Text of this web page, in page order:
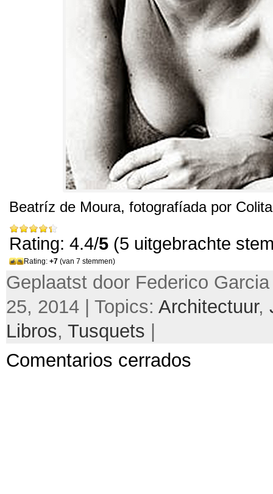
Beatríz de Moura, fotografíada por
Rating: 4.4/5 (5 uitgebrachte
Rating: +7 (van 7 stemmen)
Geplaatst door Federico
25, 2014 | Topics: Architectuur,
Libros, Tusquets |
Comentarios cerrados